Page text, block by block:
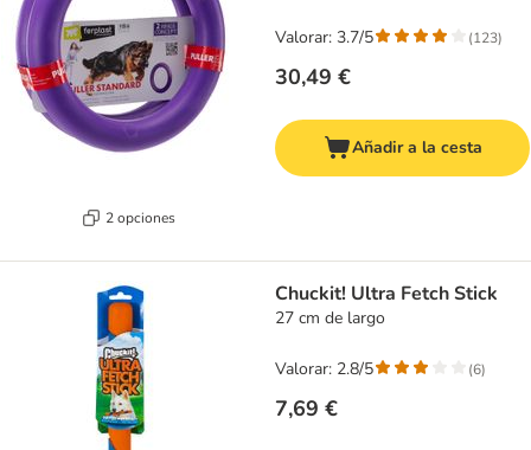
2 opciones
30,49 €
Valorar: 3.7/5 (123)
Añadir a la cesta
Chuckit! Ultra Fetch Stick
27 cm de largo
7,69 €
Valorar: 2.8/5 (6)